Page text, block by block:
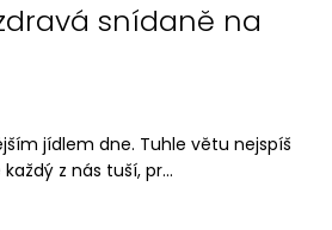
snídaně na
jídlem dne. Tuhle větu nejspíš
z nás tuší, pr...